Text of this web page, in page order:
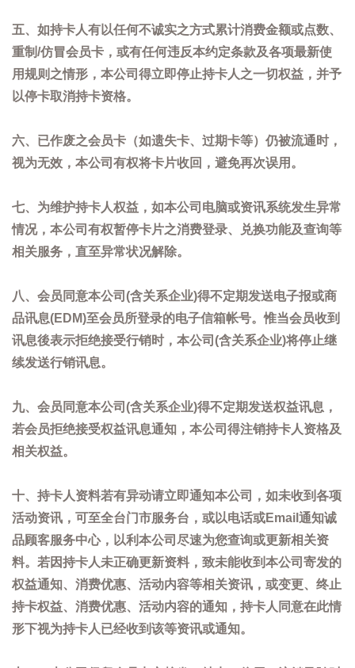
五、如持卡人有以任何不诚实之方式累计消费金额或点数、
重制/仿冒会员卡，或有任何违反本约定条款及各项最新使
用规则之情形，本公司得立即停止持卡人之一切权益，并予
以停卡取消持卡资格。
六、已作废之会员卡（如遗失卡、过期卡等）仍被流通时，
视为无效，本公司有权将卡片收回，避免再次误用。
七、为维护持卡人权益，如本公司电脑或资讯系统发生异常
情况，本公司有权暂停卡片之消费登录、兑换功能及查询等
相关服务，直至异常状况解除。
八、会员同意本公司(含关系企业)得不定期发送电子报或商
品讯息(EDM)至会员所登录的电子信箱帐号。惟当会员收到
讯息後表示拒绝接受行销时，本公司(含关系企业)将停止继
续发送行销讯息。
九、会员同意本公司(含关系企业)得不定期发送权益讯息，
若会员拒绝接受权益讯息通知，本公司得注销持卡人资格及
相关权益。
十、持卡人资料若有异动请立即通知本公司，如未收到各项
活动资讯，可至全台门市服务台，或以电话或Email通知诚
品顾客服务中心，以利本公司尽速为您查询或更新相关资
料。若因持卡人未正确更新资料，致未能收到本公司寄发的
权益通知、消费优惠、活动内容等相关资讯，或变更、终止
持卡权益、消费优惠、活动内容的通知，持卡人同意在此情
形下视为持卡人已经收到该等资讯或通知。